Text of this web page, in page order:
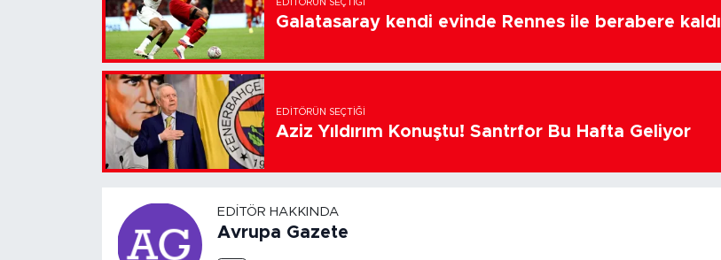
EDITÖRÜN SEÇTIĞI
Galatasaray kendi evinde Rennes ile berabere kaldı
EDITÖRÜN SEÇTIĞI
Aziz Yıldırım Konuştu! Santrfor Bu Hafta Geliyor
EDITÖR HAKKINDA
Avrupa Gazete